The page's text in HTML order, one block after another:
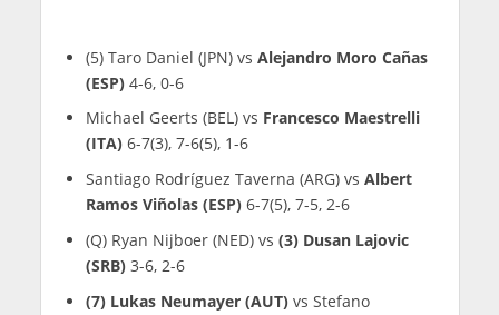
(5) Taro Daniel (JPN) vs Alejandro Moro Cañas
(ESP)4-6, 0-6
Michael Geerts (BEL) vs Francesco Maestrelli
(ITA)6-7(3), 7-6(5), 1-6
Santiago Rodríguez Taverna (ARG) vs Albert
Ramos Viñolas (ESP)6-7(5), 7-5, 2-6
(Q) Ryan Nijboer (NED) vs (3) Dusan Lajovic
(SRB)3-6, 2-6
(7) Lukas Neumayer (AUT)vs Stefano